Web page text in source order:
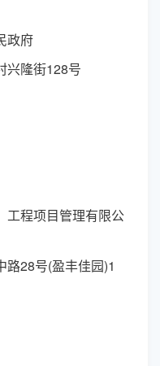
政府
兴隆街128号
工程项目管理有限公
路28号(盈丰佳园)1